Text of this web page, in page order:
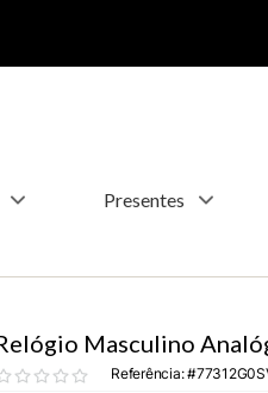
Presentes
Masculino
Referência: